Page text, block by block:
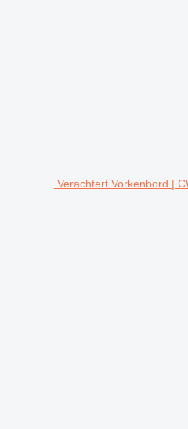
Verachtert Vorkenbord |